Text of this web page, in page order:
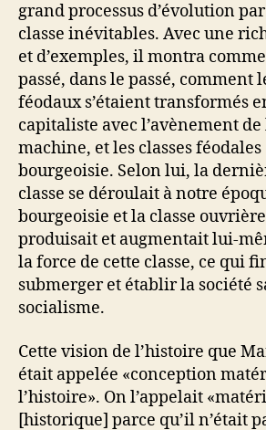
grand processus d’évolution
classe inévitables. Avec une
et d’exemples, il montra
passé, dans le passé, comment
féodaux s’étaient transformés
capitaliste avec l’avènement
machine, et les classes féodales
bourgeoisie. Selon lui, la
classe se déroulait à notre
bourgeoisie et la classe
produisait et augmentait lui-
la force de cette classe, ce qui
submerger et établir la société
socialisme.
Cette vision de l’histoire que
était appelée «conception
l’histoire». On l’appelait
[historique] parce qu’il n’était